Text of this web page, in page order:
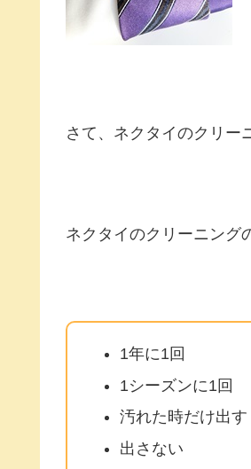
さて、ネクタイのクリー
ネクタイのクリーニング
1年に1回
1シーズンに1回
汚れた時だけ出す
出さない